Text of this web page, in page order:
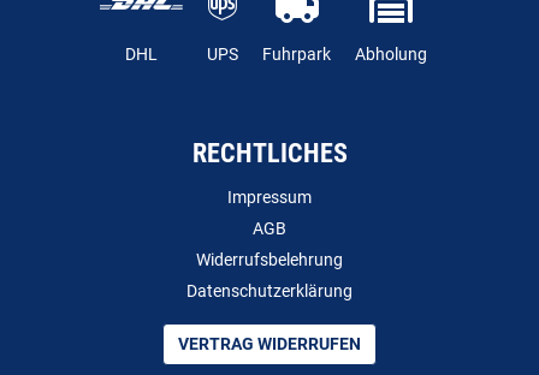
DHL UPS Fuhrpark Abholung
RECHTLICHES
Impressum
AGB
Widerrufsbelehrung
Datenschutzerklärung
VERTRAG WIDERRUFEN